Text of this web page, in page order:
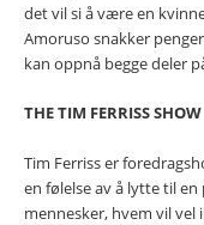
det vil si å være en
Amoruso snakker
kan oppnå begge deler
THE TIM FERRISS SHOW
Tim Ferriss er
en følelse av å lytte til
mennesker, hvem vil vel